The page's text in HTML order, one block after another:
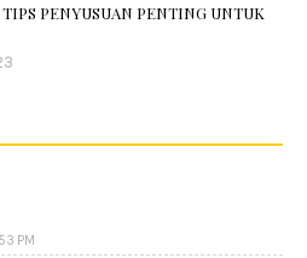
PENYUSUAN PENTING UNTUK
PM